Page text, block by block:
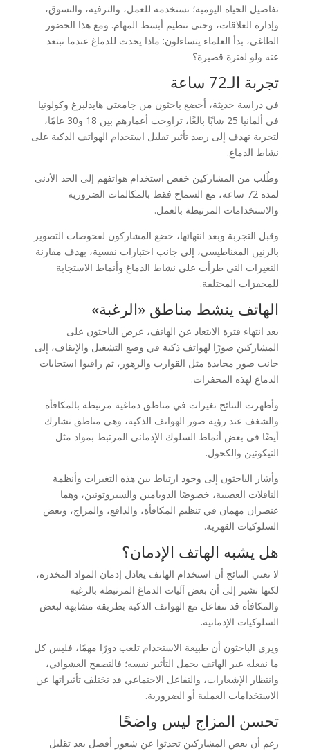
تفاصيل الحياة اليومية؛ نستخدمه للعمل، والترفيه، والتسوق،
وإدارة العلاقات، وحتى تنظيم أبسط المهام. ومع هذا الحضور
الطاغي، بدأ العلماء يتساءلون: ماذا يحدث للدماغ عندما نبتعد
عنه ولو لفترة قصيرة؟
تجربة الـ72 ساعة
في دراسة حديثة، أخضع باحثون من جامعتي هايدلبرغ وكولونيا
في ألمانيا 25 شابًا بالغًا، تراوحت أعمارهم بين 18 و30 عامًا،
لتجربة تهدف إلى رصد تأثير تقليل استخدام الهواتف الذكية على
نشاط الدماغ.
وطُلب من المشاركين خفض استخدام هواتفهم إلى الحد الأدنى
لمدة 72 ساعة، مع السماح فقط بالمكالمات الضرورية
والاستخدامات المرتبطة بالعمل.
وقبل التجربة وبعد انتهائها، خضع المشاركون لفحوصات التصوير
بالرنين المغناطيسي، إلى جانب اختبارات نفسية، بهدف مقارنة
التغيرات التي طرأت على نشاط الدماغ وأنماط الاستجابة
للمحفزات المختلفة.
الهاتف ينشط مناطق «الرغبة»
بعد انتهاء فترة الابتعاد عن الهاتف، عرض الباحثون على
المشاركين صورًا لهواتف ذكية في وضع التشغيل والإيقاف، إلى
جانب صور محايدة مثل القوارب والزهور، ثم راقبوا استجابات
الدماغ لهذه المحفزات.
وأظهرت النتائج تغيرات في مناطق دماغية مرتبطة بالمكافأة
والشغف عند رؤية صور الهواتف الذكية، وهي مناطق تشارك
أيضًا في بعض أنماط السلوك الإدماني المرتبط بمواد مثل
النيكوتين والكحول.
وأشار الباحثون إلى وجود ارتباط بين هذه التغيرات وأنظمة
الناقلات العصبية، خصوصًا الدوبامين والسيروتونين، وهما
عنصران مهمان في تنظيم المكافأة، والدافع، والمزاج، وبعض
السلوكيات القهرية.
هل يشبه الهاتف الإدمان؟
لا تعني النتائج أن استخدام الهاتف يعادل إدمان المواد المخدرة،
لكنها تشير إلى أن بعض آليات الدماغ المرتبطة بالرغبة
والمكافأة قد تتفاعل مع الهواتف الذكية بطريقة مشابهة لبعض
السلوكيات الإدمانية.
ويرى الباحثون أن طبيعة الاستخدام تلعب دورًا مهمًا، فليس كل
ما نفعله عبر الهاتف يحمل التأثير نفسه؛ فالتصفح العشوائي،
وانتظار الإشعارات، والتفاعل الاجتماعي قد تختلف تأثيراتها عن
الاستخدامات العملية أو الضرورية.
تحسن المزاج ليس واضحًا
رغم أن بعض المشاركين تحدثوا عن شعور أفضل بعد تقليل